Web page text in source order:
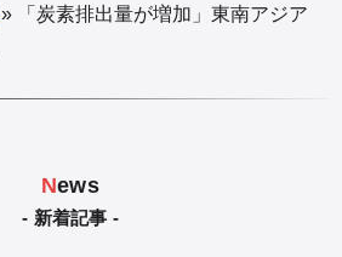
»「炭素排出量が増加」東南アジア
News
- 新着記事 -